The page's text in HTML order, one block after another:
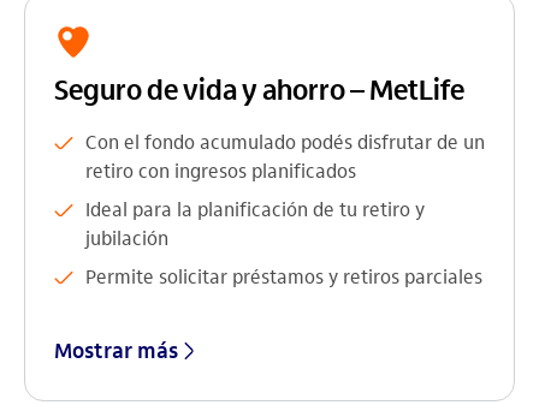
Seguro de vida y ahorro – MetLife
Con el fondo acumulado podés disfrutar de un
retiro con ingresos planificados
Ideal para la planificación de tu retiro y
jubilación
Permite solicitar préstamos y retiros parciales
Mostrar más